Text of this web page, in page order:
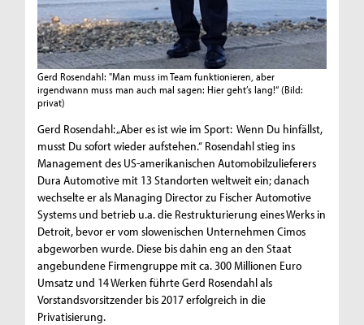
Gerd Rosendahl: "Man muss im Team funktionieren, aber
irgendwann muss man auch mal sagen: Hier geht’s lang!“ (Bild:
privat)
Gerd Rosendahl: „Aber es ist wie im Sport: Wenn Du hinfällst,
musst Du sofort wieder aufstehen.“ Rosendahl stieg ins
Management des US-amerikanischen Automobilzulieferers
Dura Automotive mit 13 Standorten weltweit ein; danach
wechselte er als Managing Director zu Fischer Automotive
Systems und betrieb u.a. die Restrukturierung eines Werks in
Detroit, bevor er vom slowenischen Unternehmen Cimos
abgeworben wurde. Diese bis dahin eng an den Staat
angebundene Firmengruppe mit ca. 300 Millionen Euro
Umsatz und 14 Werken führte Gerd Rosendahl als
Vorstandsvorsitzender bis 2017 erfolgreich in die
Privatisierung.